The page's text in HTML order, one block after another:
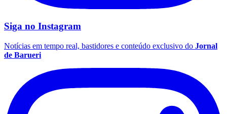
Siga no Instagram
Notícias em tempo real, bastidores e conteúdo exclusivo do Jornal
de Barueri